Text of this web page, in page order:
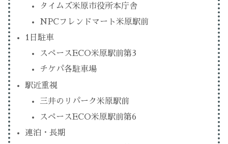
タイムズ米原市役所本庁舎
NPCフレンドマート米原駅前
1日駐車
スペースECO米原駅前第3
チケパ各駐車場
駅近重視
三井のリパーク米原駅前
スペースECO米原駅前第6
連泊・長期